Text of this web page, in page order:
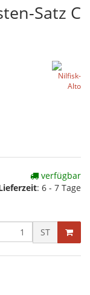
Satz C
verfügbar
: 6 - 7 Tage
ST